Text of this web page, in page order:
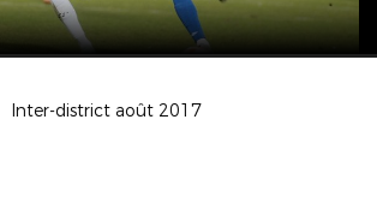
Inter-district août 2017